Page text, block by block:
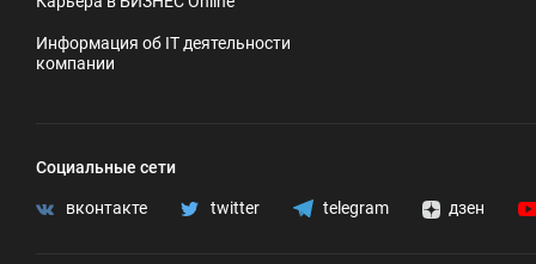
Информация об IT деятельности
компании
Социальные сети
вконтакте twitter telegram дзен